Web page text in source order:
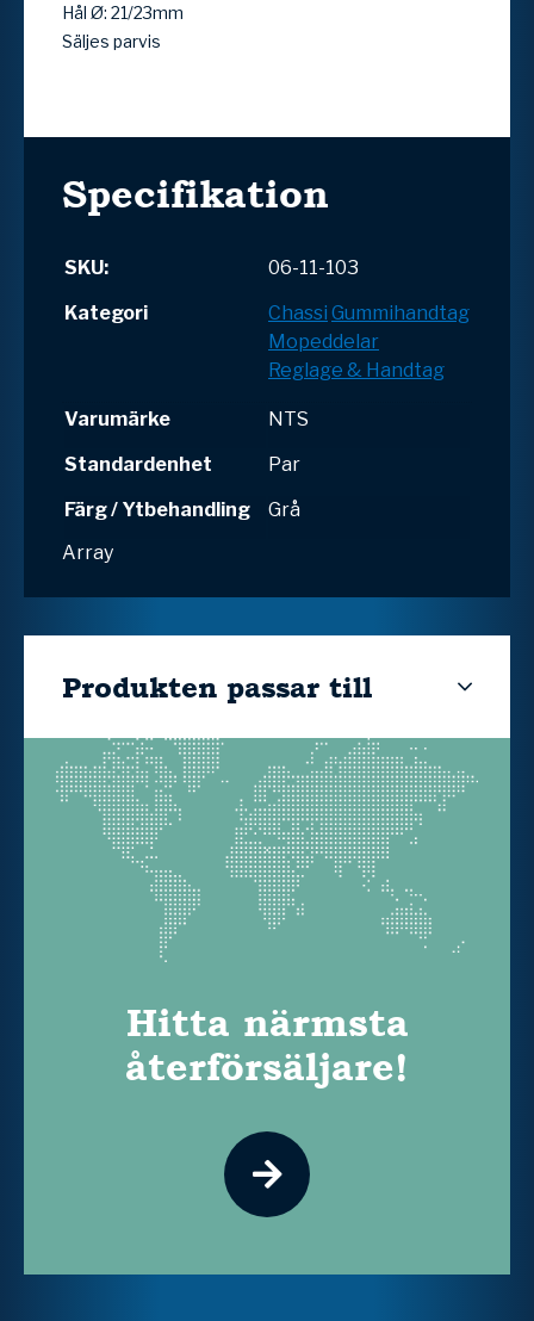
Hål Ø: 21/23mm
Säljes parvis
Specifikation
SKU:
06-11-103
Kategori
Chassi Gummihandtag
Mopeddelar
Reglage & Handtag
Varumärke
NTS
Standardenhet
Par
Färg / Ytbehandling
Grå
Array
Produkten passar till
Hitta närmsta
återförsäljare!